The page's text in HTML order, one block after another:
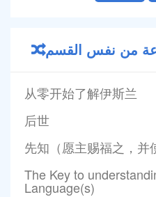
من نفس القسم
从零开始了解伊斯兰
后世
先知（愿主赐福之，
The Key to
Language(s)